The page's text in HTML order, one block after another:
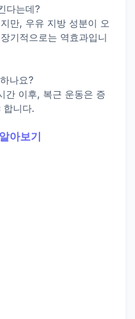
다는데?
만, 우유 지방 성분이 오
기적으로는 역효과입니
나요?
간 이후, 복근 운동은 증
합니다.
아보기